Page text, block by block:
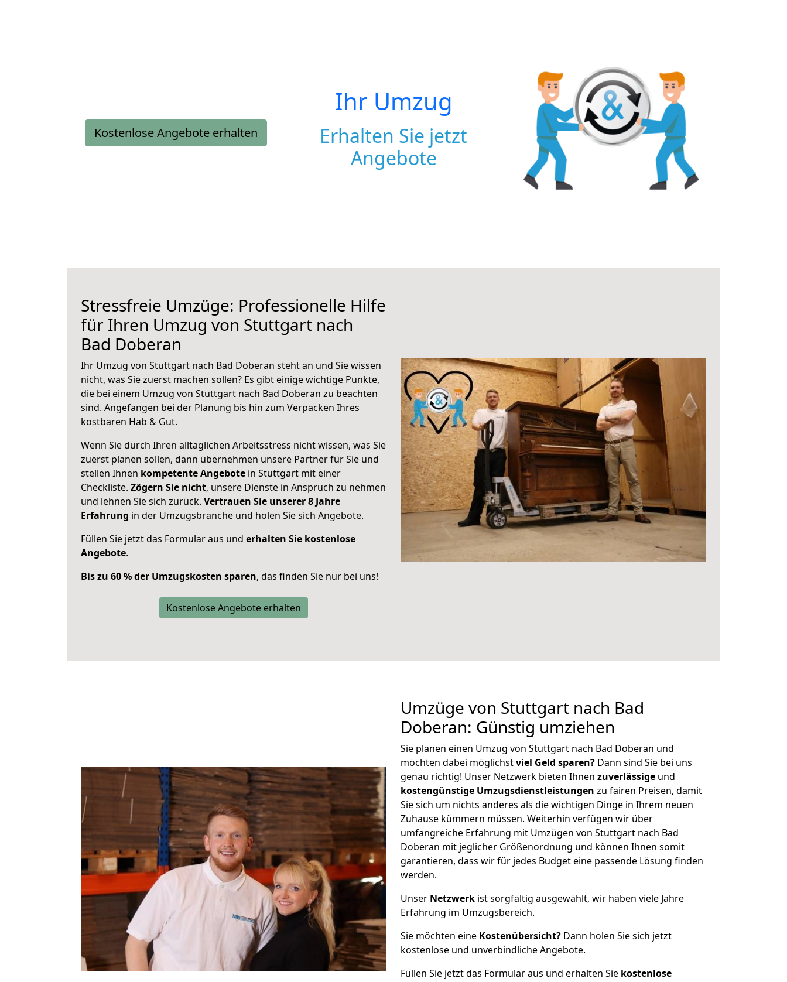
Kostenlose Angebote erhalten
Ihr Umzug
Erhalten Sie jetzt
Angebote
Stressfreie Umzüge: Professionelle Hilfe
für Ihren Umzug von Stuttgart nach
Bad Doberan
Ihr Umzug von Stuttgart nach Bad Doberan steht an und Sie wissen
nicht, was Sie zuerst machen sollen? Es gibt einige wichtige Punkte,
die bei einem Umzug von Stuttgart nach Bad Doberan zu beachten
sind. Angefangen bei der Planung bis hin zum Verpacken Ihres
kostbaren Hab & Gut.
Wenn Sie durch Ihren alltäglichen Arbeitsstress nicht wissen, was Sie
zuerst planen sollen, dann übernehmen unsere Partner für Sie und
stellen Ihnen kompetente Angebote in Stuttgart mit einer
Checkliste. Zögern Sie nicht, unsere Dienste in Anspruch zu nehmen
und lehnen Sie sich zurück. Vertrauen Sie unserer 8 Jahre
Erfahrung in der Umzugsbranche und holen Sie sich Angebote.
Füllen Sie jetzt das Formular aus und erhalten Sie kostenlose
Angebote.
Bis zu 60 % der Umzugskosten sparen, das finden Sie nur bei uns!
Kostenlose Angebote erhalten
Umzüge von Stuttgart nach Bad
Doberan: Günstig umziehen
Sie planen einen Umzug von Stuttgart nach Bad Doberan und
möchten dabei möglichstviel Geld sparen? Dann sind Sie bei uns
genau richtig! Unser Netzwerk bieten Ihnen zuverlässige und
kostengünstige Umzugsdienstleistungen zu fairen Preisen, damit
Sie sich um nichts anderes als die wichtigen Dinge in Ihrem neuen
Zuhause kümmern müssen. Weiterhin verfügen wir über
umfangreiche Erfahrung mit Umzügen von Stuttgart nach Bad
Doberan mit jeglicher Größenordnung und können Ihnen somit
garantieren, dass wir für jedes Budget eine passende Lösung finden
werden.
Unser Netzwerk ist sorgfältig ausgewählt, wir haben viele Jahre
Erfahrung im Umzugsbereich.
Sie möchten eine Kostenübersicht? Dann holen Sie sich jetzt
kostenlose und unverbindliche Angebote.
Füllen Sie jetzt das Formular aus und erhalten Sie kostenlose